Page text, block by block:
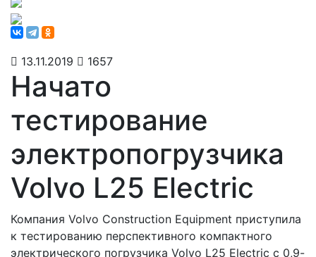
13.11.2019 1657
Начато
тестирование
электропогрузчика
Volvo L25 Electric
Компания Volvo Construction Equipment приступила
к тестированию перспективного компактного
электрического погрузчика Volvo L25 Electric с 0,9-